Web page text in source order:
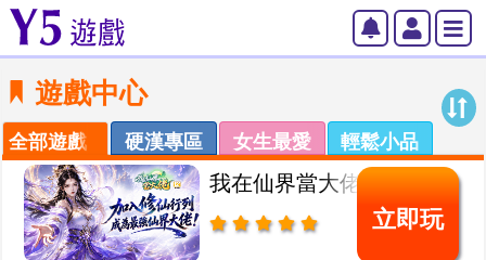
遊戲中心
全部遊戲 硬漢專區 女生最愛 輕鬆小品
我在仙界當大佬
立即玩